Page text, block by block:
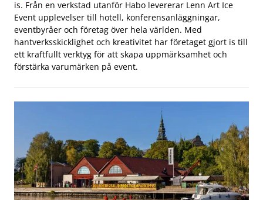
is. Från en verkstad utanför Habo levererar Lenn Art Ice
Event upplevelser till hotell, konferensanläggningar,
eventbyråer och företag över hela världen. Med
hantverksskicklighet och kreativitet har företaget gjort is till
ett kraftfullt verktyg för att skapa uppmärksamhet och
förstärka varumärken på event.